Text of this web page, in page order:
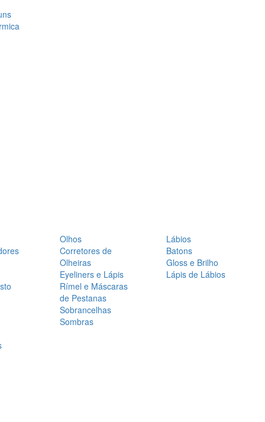
Olhos
Corretores de
Olheiras
Eyeliners e Lápis
Rímel e Máscaras
de Pestanas
Sobrancelhas
Sombras
Lábios
Batons
Gloss e Brilho
Lápis de Lábios